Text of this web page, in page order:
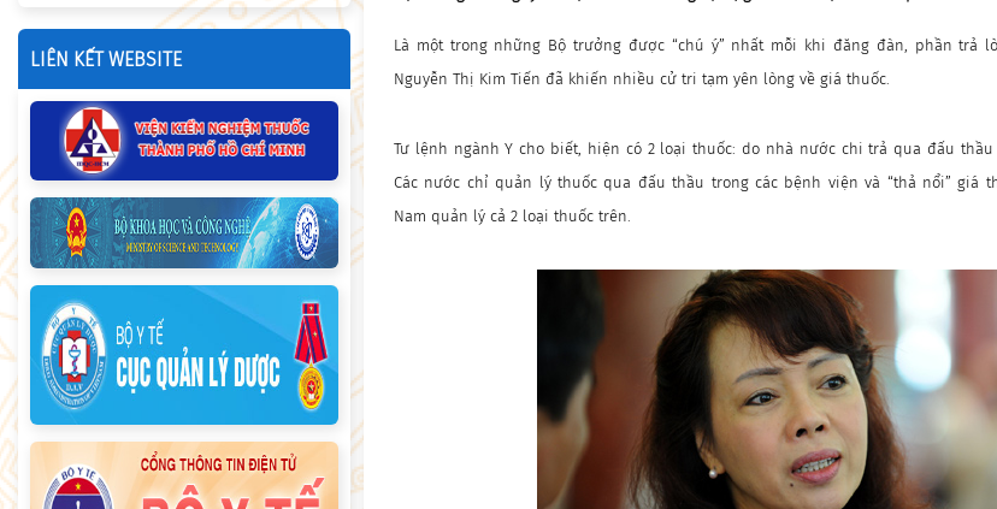
Là một trong những Bộ trưởng được “chú ý” nhất mỗi khi đăng đàn, phần trả
Nguyễn Thị Kim Tiến đã khiến nhiều cử tri tạm yên lòng về giá thuốc.
Tư lệnh ngành Y cho biết, hiện có 2 loại thuốc: do nhà nước chi trả qua đấu
Các nước chỉ quản lý thuốc qua đấu thầu trong các bệnh viện và “thả nổi” giá
Nam quản lý cả 2 loại thuốc trên.
LIÊN KẾT WEBSITE